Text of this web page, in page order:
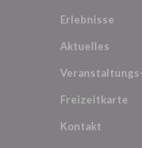
Erlebnisse
Aktuelles
Freizeitkarte
Kontakt